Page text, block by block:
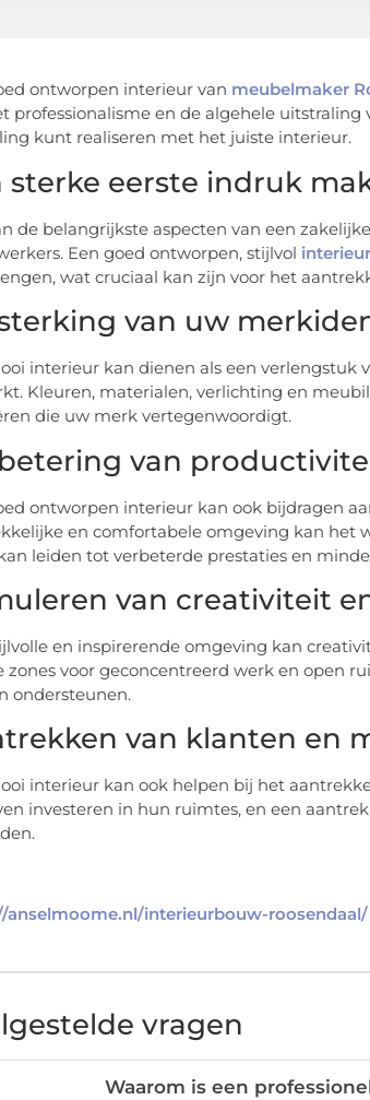
ontworpen interieur van meubelmaker
professionalisme en de algehele
kunt realiseren met het juiste interieur.
sterke eerste indruk
de belangrijkste aspecten van een
Een goed ontworpen, stijlvol interieur
wat cruciaal kan zijn voor het
van uw
interieur kan dienen als een
Kleuren, materialen, verlichting en
die uw merk vertegenwoordigt.
van
ontworpen interieur kan ook bijdragen
en comfortabele omgeving kan het
leiden tot verbeterde prestaties en
van creativiteit
en inspirerende omgeving kan
zones voor geconcentreerd werk en open
ondersteunen.
van klanten en
interieur kan ook helpen bij het
investeren in hun ruimtes, en een
anselmoome.nl/interieurbouw-roosendaal/
vragen
Waarom is een